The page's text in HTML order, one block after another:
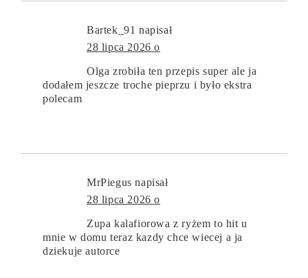
Bartek_91 napisał
28 lipca 2026 o
Olga zrobiła ten przepis super ale ja
dodałem jeszcze troche pieprzu i było ekstra
polecam
MrPiegus napisał
28 lipca 2026 o
Zupa kalafiorowa z ryżem to hit u
mnie w domu teraz kazdy chce wiecej a ja
dziekuje autorce